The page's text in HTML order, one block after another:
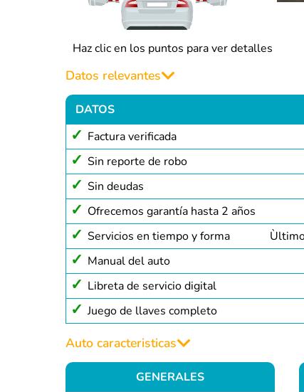
Haz clic en los puntos para ver detalles
Datos relevantes
DATOS
Factura verificada
Sin reporte de robo
Sin deudas
Ofrecemos garantía hasta 2 años
Servicios en tiempo y forma
Manual del auto
Libreta de servicio digital
Juego de llaves completo
Auto caracteristicas
GENERALES